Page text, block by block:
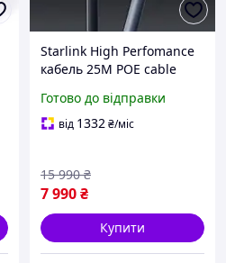
Starlink High Perfomance
кабель 25М POE cable
Готово до відправки
від 1332₴/міс
7 990₴
15 990 ₴
Купити